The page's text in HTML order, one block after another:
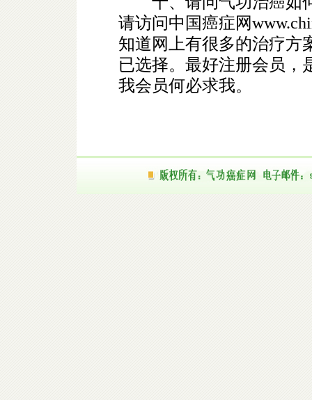
请访问中国癌症网
知道网上有很多的治疗方
已选择。最好注册会员，
我会员何必求